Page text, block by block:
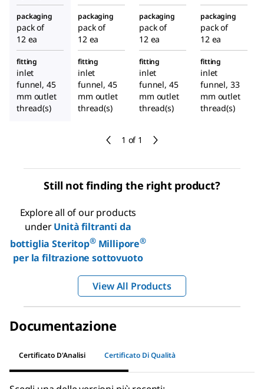
1 of 1
packaging
pack of
12 ea
packaging
pack of
12 ea
packaging
pack of
12 ea
packaging
pack of
12 ea
fitting
inlet
funnel, 45
mm outlet
thread(s)
fitting
inlet
funnel, 45
mm outlet
thread(s)
fitting
inlet
funnel, 45
mm outlet
thread(s)
fitting
inlet
funnel, 33
mm outlet
thread(s)
Still not finding the right product?
Explore all of our products
underUnità filtranti da
bottiglia Steritop®Millipore®
per la filtrazione sottovuoto
View All Products
Documentazione
Certificato D'Analisi Certificato Di Qualità